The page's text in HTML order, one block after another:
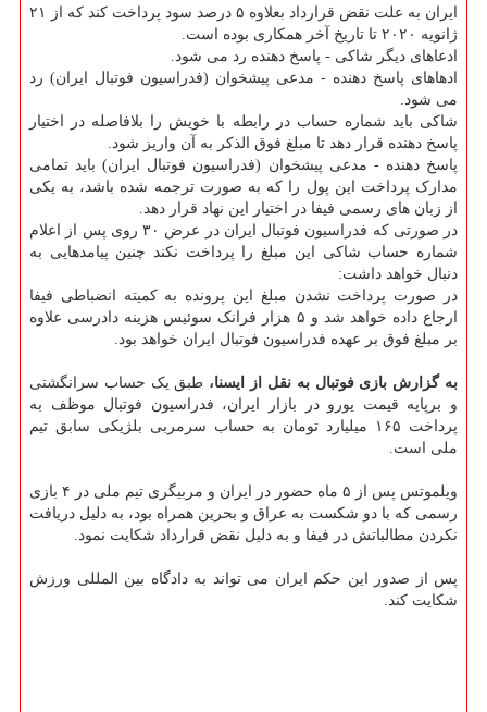
ایران به علت نقض قرارداد بعلاوه ۵ درصد سود پرداخت کند که از ۲۱
ژانویه ۲۰۲۰ تا تاریخ آخر همکاری بوده است.
ادعاهای دیگر شاکی - پاسخ دهنده رد می شود.
ادهاهای پاسخ دهنده - مدعی پیشخوان (فدراسیون فوتبال ایران) رد
می شود.
شاکی باید شماره حساب در رابطه با خویش را بلافاصله در اختیار
پاسخ دهنده قرار دهد تا مبلغ فوق الذکر به آن واریز شود.
پاسخ دهنده - مدعی پیشخوان (فدراسیون فوتبال ایران) باید تمامی
مدارک پرداخت این پول را که به صورت ترجمه شده باشد، به یکی
از زبان های رسمی فیفا در اختیار این نهاد قرار دهد.
در صورتی که فدراسیون فوتبال ایران در عرض ۳۰ روی پس از اعلام
شماره حساب شاکی این مبلغ را پرداخت نکند چنین پیامدهایی به
دنبال خواهد داشت:
در صورت پرداخت نشدن مبلغ این پرونده به کمیته انضباطی فیفا
ارجاع داده خواهد شد و ۵ هزار فرانک سوئیس هزینه دادرسی علاوه
بر مبلغ فوق بر عهده فدراسیون فوتبال ایران خواهد بود.
به گزارش بازی فوتبال به نقل از ایسنا، طبق یک حساب سرانگشتی
و برپایه قیمت یورو در بازار ایران، فدراسیون فوتبال موظف به
پرداخت ۱۶۵ میلیارد تومان به حساب سرمربی بلژیکی سابق تیم
ملی است.
ویلموتس پس از ۵ ماه حضور در ایران و مربیگری تیم ملی در ۴ بازی
رسمی که با دو شکست به عراق و بحرین همراه بود، به دلیل دریافت
نکردن مطالباتش در فیفا و به دلیل نقض قرارداد شکایت نمود.
پس از صدور این حکم ایران می تواند به دادگاه بین المللی ورزش
شکایت کند.